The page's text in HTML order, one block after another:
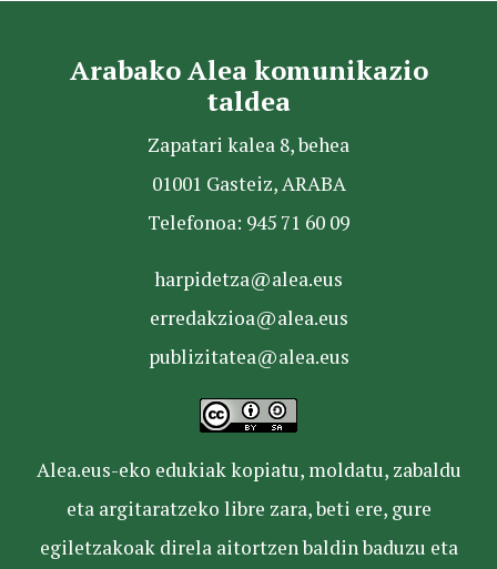
Arabako Alea komunikazio
taldea
Zapatari kalea 8, behea
01001 Gasteiz, ARABA
Telefonoa: 945 71 60 09
harpidetza@alea.eus
erredakzioa@alea.eus
publizitatea@alea.eus
Alea.eus-eko edukiak kopiatu, moldatu, zabaldu
eta argitaratzeko libre zara, beti ere, gure
egiletzakoak direla aitortzen baldin baduzu eta